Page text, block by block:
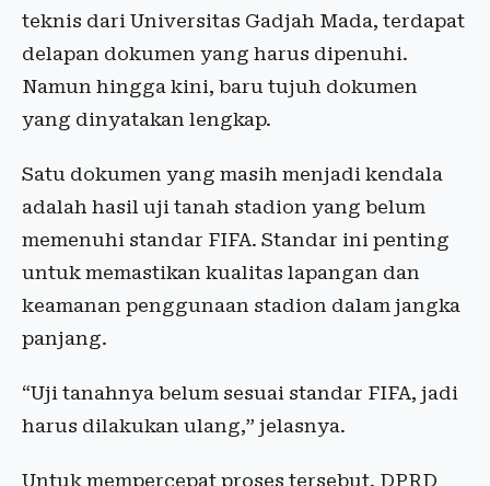
teknis dari Universitas Gadjah Mada, terdapat
delapan dokumen yang harus dipenuhi.
Namun hingga kini, baru tujuh dokumen
yang dinyatakan lengkap.
Satu dokumen yang masih menjadi kendala
adalah hasil uji tanah stadion yang belum
memenuhi standar FIFA. Standar ini penting
untuk memastikan kualitas lapangan dan
keamanan penggunaan stadion dalam jangka
panjang.
“Uji tanahnya belum sesuai standar FIFA, jadi
harus dilakukan ulang,” jelasnya.
Untuk mempercepat proses tersebut, DPRD